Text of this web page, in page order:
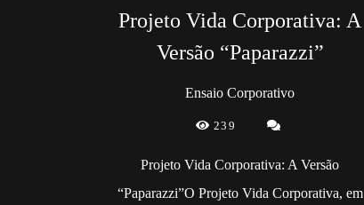
Projeto Vida Corporativa: A
Versão “Paparazzi”
Ensaio Corporativo
239
Projeto Vida Corporativa: A Versão
“Paparazzi”O Projeto Vida Corporativa, em